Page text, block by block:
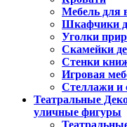
Мебель для
Шкафчики
Уголки
Скамейки
Стенки
Игровая
Стеллажи и
Театральные
уличные фигуры